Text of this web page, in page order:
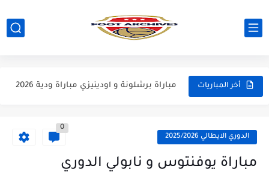
أخر المباريات
مباراة باريس سان جيرمان و مانشستر يونايتد مباراة ودية 2026
مباراة برشلونة و اودينيزي مباراة ودية 2026
الدوري الايطالي 2025/2026
0
مباراة يوفنتوس و نابولي الدوري